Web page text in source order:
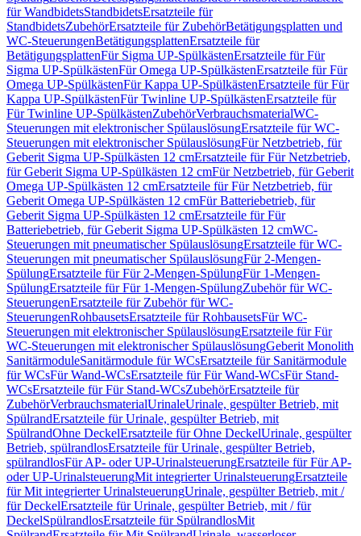
für WandbidetsStandbidetsErsatzteile für
StandbidetsZubehörErsatzteile für ZubehörBetätigungsplatten und
WC-SteuerungenBetätigungsplattenErsatzteile für
BetätigungsplattenFür Sigma UP-SpülkästenErsatzteile für Für
Sigma UP-SpülkästenFür Omega UP-SpülkästenErsatzteile für Für
Omega UP-SpülkästenFür Kappa UP-SpülkästenErsatzteile für Für
Kappa UP-SpülkästenFür Twinline UP-SpülkästenErsatzteile für
Für Twinline UP-SpülkästenZubehörVerbrauchsmaterialWC-
Steuerungen mit elektronischer SpülauslösungErsatzteile für WC-
Steuerungen mit elektronischer SpülauslösungFür Netzbetrieb, für
Geberit Sigma UP-Spülkästen 12 cmErsatzteile für Für Netzbetrieb,
für Geberit Sigma UP-Spülkästen 12 cmFür Netzbetrieb, für Geberit
Omega UP-Spülkästen 12 cmErsatzteile für Für Netzbetrieb, für
Geberit Omega UP-Spülkästen 12 cmFür Batteriebetrieb, für
Geberit Sigma UP-Spülkästen 12 cmErsatzteile für Für
Batteriebetrieb, für Geberit Sigma UP-Spülkästen 12 cmWC-
Steuerungen mit pneumatischer SpülauslösungErsatzteile für WC-
Steuerungen mit pneumatischer SpülauslösungFür 2-Mengen-
SpülungErsatzteile für Für 2-Mengen-SpülungFür 1-Mengen-
SpülungErsatzteile für Für 1-Mengen-SpülungZubehör für WC-
SteuerungenErsatzteile für Zubehör für WC-
SteuerungenRohbausetsErsatzteile für RohbausetsFür WC-
Steuerungen mit elektronischer SpülauslösungErsatzteile für Für
WC-Steuerungen mit elektronischer SpülauslösungGeberit Monolith
SanitärmoduleSanitärmodule für WCsErsatzteile für Sanitärmodule
für WCsFür Wand-WCsErsatzteile für Für Wand-WCsFür Stand-
WCsErsatzteile für Für Stand-WCsZubehörErsatzteile für
ZubehörVerbrauchsmaterialUrinaleUrinale, gespülter Betrieb, mit
SpülrandErsatzteile für Urinale, gespülter Betrieb, mit
SpülrandOhne DeckelErsatzteile für Ohne DeckelUrinale, gespülter
Betrieb, spülrandlosErsatzteile für Urinale, gespülter Betrieb,
spülrandlosFür AP- oder UP-UrinalsteuerungErsatzteile für Für AP-
oder UP-UrinalsteuerungMit integrierter UrinalsteuerungErsatzteile
für Mit integrierter UrinalsteuerungUrinale, gespülter Betrieb, mit /
für DeckelErsatzteile für Urinale, gespülter Betrieb, mit / für
DeckelSpülrandlosErsatzteile für SpülrandlosMit